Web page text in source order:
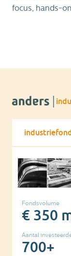
Fondsvolume
€ 350
Aantal
700+
focus, hands-